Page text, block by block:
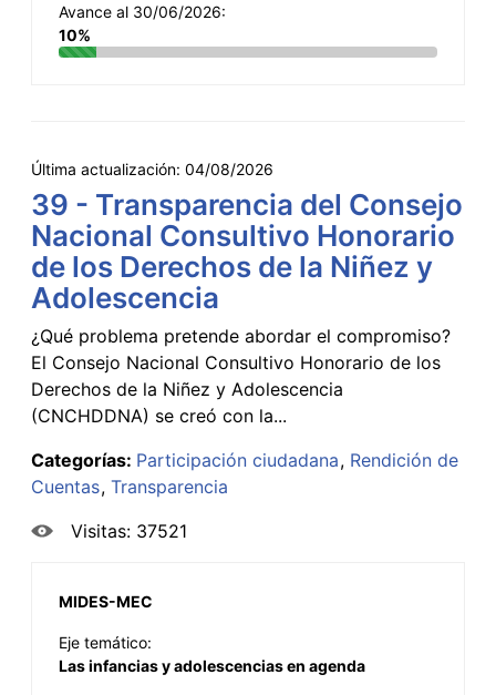
Avance al 30/06/2026:
10%
Última actualización: 04/08/2026
39 - Transparencia del Consejo
Nacional Consultivo Honorario
de los Derechos de la Niñez y
Adolescencia
¿Qué problema pretende abordar el compromiso?
El Consejo Nacional Consultivo Honorario de los
Derechos de la Niñez y Adolescencia
(CNCHDDNA) se creó con la...
Categorías: Participación ciudadana Rendición de
Cuentas Transparencia
Visitas: 37521
MIDES-MEC
Eje temático:
Las infancias y adolescencias en agenda